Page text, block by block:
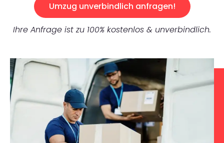
Umzug unverbindlich anfragen!
Ihre Anfrage ist zu 100% kostenlos & unverbindlich.